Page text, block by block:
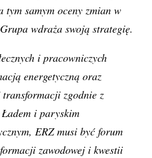
tym samym oceny zmian w
wdraża swoją strategię.
i pracowniczych
energetyczną oraz
zgodnie z
i paryskim
ERZ musi być forum
zawodowej i kwestii